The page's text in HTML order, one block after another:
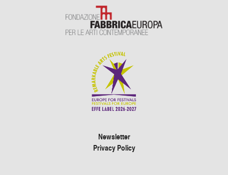
Newsletter
Privacy Policy